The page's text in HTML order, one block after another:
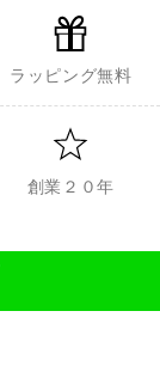
ラッピング無料
創業２０年